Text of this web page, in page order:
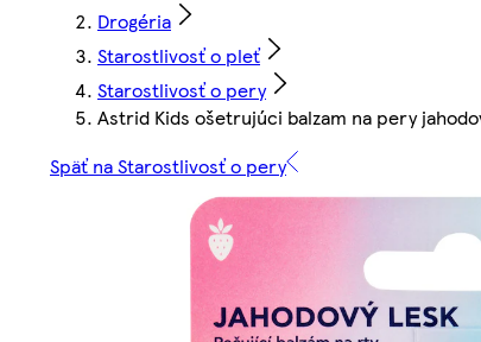
Drogéria
Starostlivosť o pleť
Starostlivosť o pery
Astrid Kids ošetrujúci balzam na pery
Späť na Starostlivosť o pery